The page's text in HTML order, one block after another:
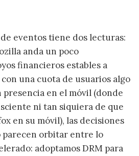
eventos tiene dos lecturas:
anda un poco
financieros estables a
una cuota de usuarios algo
en el móvil (donde
ni tan siquiera de que
en su móvil), las decisiones
parecen orbitar entre lo
adoptamos DRM para